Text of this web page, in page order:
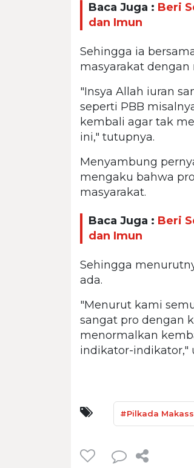
Baca Juga : Beri
dan Imun
Sehingga ia
masyarakat
"Insya Allah iuran
seperti PBB
kembali agar tak
ini," tutupnya.
Menyambung
mengaku bahwa
masyarakat.
Baca Juga : Beri
dan Imun
Sehingga
ada.
"Menurut kami
sangat pro dengan
menormalkan
indikator-indikator,"
#Pilkada